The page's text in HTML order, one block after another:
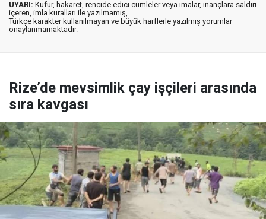
UYARI: Küfür, hakaret, rencide edici cümleler veya imalar, inançlara saldırı
içeren, imla kuralları ile yazılmamış,
Türkçe karakter kullanılmayan ve büyük harflerle yazılmış yorumlar
onaylanmamaktadır.
Rize’de mevsimlik çay işçileri arasında
sıra kavgası